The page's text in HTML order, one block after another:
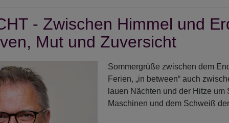
- Zwischen Himmel und
Mut und Zuversicht
Sommergrüße zwischen dem
Ferien, „in between“ auch
lauen Nächten und der Hitze um
Maschinen und dem Schweiß